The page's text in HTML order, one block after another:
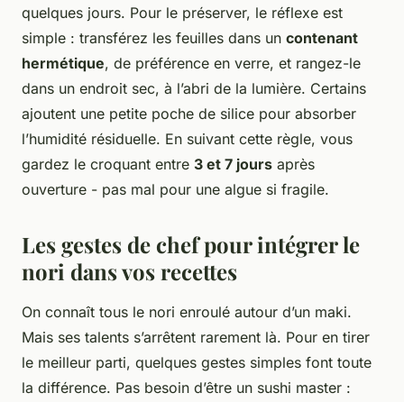
quelques jours. Pour le préserver, le réflexe est
simple : transférez les feuilles dans un contenant
hermétique, de préférence en verre, et rangez-le
dans un endroit sec, à l’abri de la lumière. Certains
ajoutent une petite poche de silice pour absorber
l’humidité résiduelle. En suivant cette règle, vous
gardez le croquant entre 3 et 7 jours après
ouverture - pas mal pour une algue si fragile.
Les gestes de chef pour intégrer le
nori dans vos recettes
On connaît tous le nori enroulé autour d’un maki.
Mais ses talents s’arrêtent rarement là. Pour en tirer
le meilleur parti, quelques gestes simples font toute
la différence. Pas besoin d’être un sushi master :